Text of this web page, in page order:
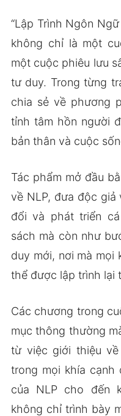
“Lập Trình Ngôn
không chỉ là một
một cuộc phiêu lưu
tư duy. Trong từng
chia sẻ về phương
tỉnh tâm hồn người
bản thân và cuộc
Tác phẩm mở đầu
về NLP, đưa độc giả
đổi và phát triển
sách mà còn như
duy mới, nơi mà mọi
thể được lập trình lại
Các chương trong
mục thông thường
từ việc giới thiệu
trong mọi khía cạnh
của NLP cho đến
không chỉ trình bày